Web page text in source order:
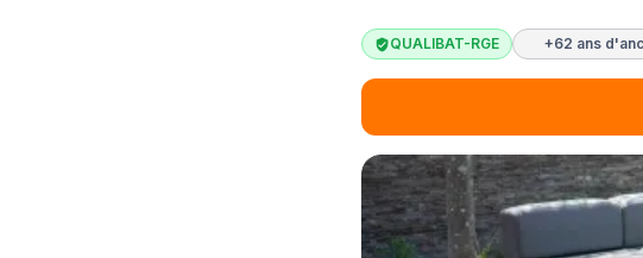
QUALIBAT-RGE +62 ans